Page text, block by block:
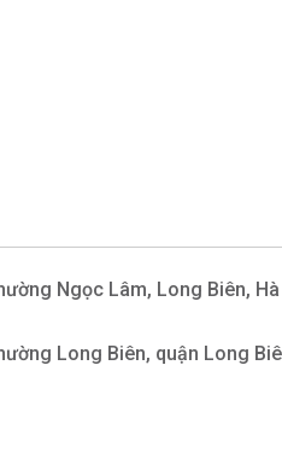
Ngọc Lâm, Long Biên, Hà
Long Biên, quận Long